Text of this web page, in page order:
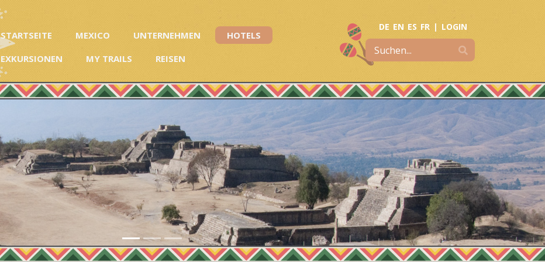
STARTSEITE MEXICO UNTERNEHMEN
HOTELS
EXKURSIONEN
MY TRAILS REISEN
DE EN ES FR | LOGIN